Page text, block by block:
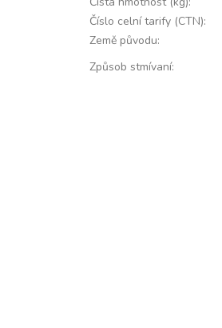
Číslo celní tarify (CTN):
Země původu:
Způsob stmívaní: